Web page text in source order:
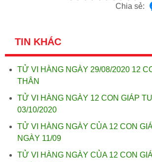
Chia sẻ:
TIN KHÁC
TỬ VI HÀNG NGÀY 29/08/2020 12
THÂN
TỬ VI HÀNG NGÀY 12 CON GIÁP
03/10/2020
TỬ VI HÀNG NGÀY CỦA 12 CON
NGÀY 11/09
TỬ VI HÀNG NGÀY CỦA 12 CON